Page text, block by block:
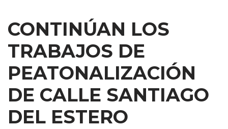
CONTINÚAN LOS
TRABAJOS DE
PEATONALIZACIÓN
DE CALLE SANTIAGO
DEL ESTERO